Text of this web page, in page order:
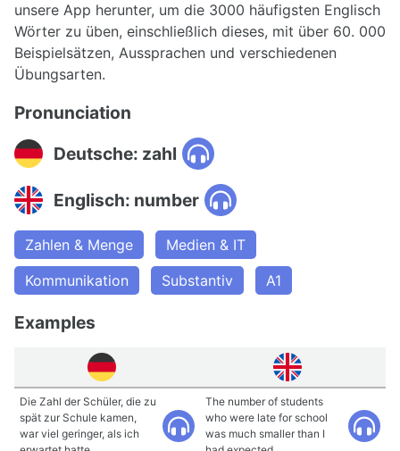
unsere App herunter, um die 3000 häufigsten Englisch
Wörter zu üben, einschließlich dieses, mit über 60. 000
Beispielsätzen, Aussprachen und verschiedenen
Übungsarten.
Pronunciation
Deutsche: zahl
Englisch: number
Zahlen & Menge
Medien & IT
Kommunikation
Substantiv A1
Examples
Die Zahl der Schüler, die zu
spät zur Schule kamen,
war viel geringer, als ich
The number of students
who were late for school
was much smaller than I